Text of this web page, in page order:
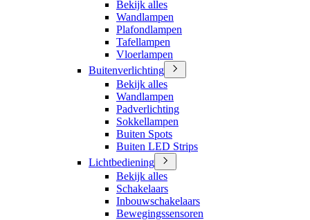
Bekijk alles
Wandlampen
Plafondlampen
Tafellampen
Vloerlampen
Buitenverlichting
Bekijk alles
Wandlampen
Padverlichting
Sokkellampen
Buiten Spots
Buiten LED Strips
Lichtbediening
Bekijk alles
Schakelaars
Inbouwschakelaars
Bewegingssensoren